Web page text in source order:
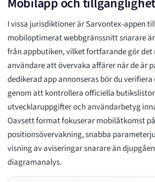
I vissa jurisdiktioner är Sarvontex-appen
mobiloptimerat webbgränssnitt snarare
från appbutiken, vilket fortfarande gör
användare att övervaka affärer när de är
dedikerad app annonseras bör du verifiera
genom att kontrollera officiella
utvecklaruppgifter och användarbetyg
Oavsett format fokuserar mobilåtkomst på
positionsövervakning, snabba
visning av aviseringar snarare än
diagramanalys.